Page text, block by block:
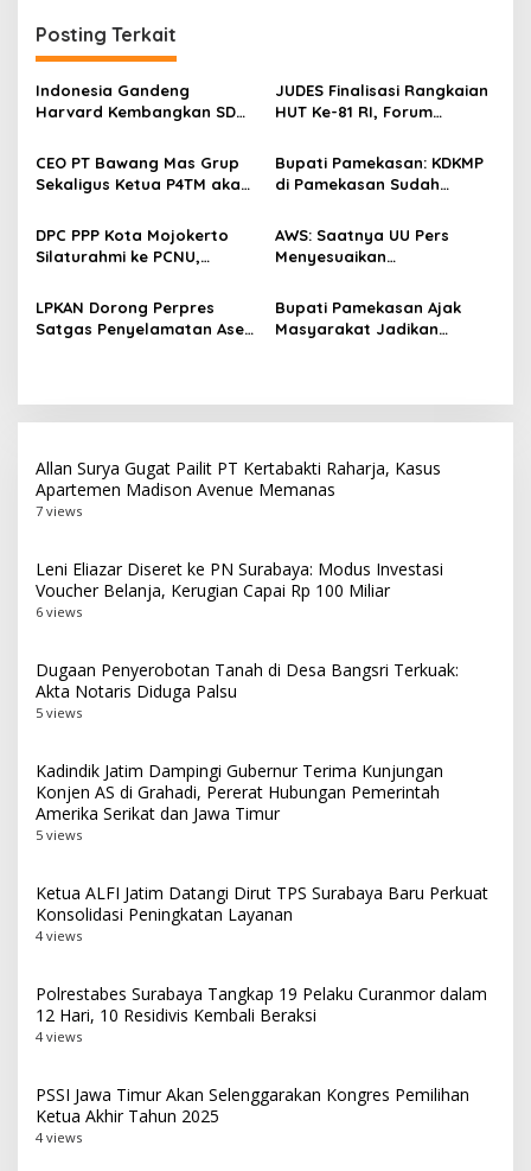
a
s
i
p
o
s
Posting Terkait
Indonesia Gandeng
Harvard Kembangkan SDM
Dunia
JUDES Finalisasi Rangkaian
HUT Ke-81 RI, Forum
Lomba Siap Perkuat
Solidaritas Jurnalis DPRD
Surabaya
CEO PT Bawang Mas Grup
Sekaligus Ketua P4TM akan
Tembakau di Madura
Bupati Pamekasan: KDKMP
di Pamekasan Sudah
Selesai Akhir Juli 2026
DPC PPP Kota Mojokerto
Silaturahmi ke PCNU,
Masyarakat
AWS: Saatnya UU Pers
Menyesuaikan
Digital dan AI
LPKAN Dorong Perpres
Satgas Penyelamatan Aset
Bupati Pamekasan Ajak
Masyarakat Jadikan
Allan Surya Gugat Pailit PT Kertabakti Raharja, Kasus
Apartemen Madison Avenue Memanas
7 views
Leni Eliazar Diseret ke PN Surabaya: Modus Investasi
Voucher Belanja, Kerugian Capai Rp 100 Miliar
6 views
Dugaan Penyerobotan Tanah di Desa Bangsri Terkuak:
Akta Notaris Diduga Palsu
5 views
Kadindik Jatim Dampingi Gubernur Terima Kunjungan
Konjen AS di Grahadi, Pererat Hubungan Pemerintah
Amerika Serikat dan Jawa Timur
5 views
Ketua ALFI Jatim Datangi Dirut TPS Surabaya Baru Perkuat
Konsolidasi Peningkatan Layanan
4 views
Polrestabes Surabaya Tangkap 19 Pelaku Curanmor dalam
12 Hari, 10 Residivis Kembali Beraksi
4 views
PSSI Jawa Timur Akan Selenggarakan Kongres Pemilihan
Ketua Akhir Tahun 2025
4 views